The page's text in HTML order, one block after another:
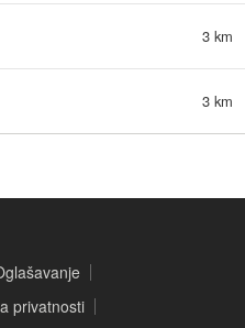
3 km
3 km
privatnosti